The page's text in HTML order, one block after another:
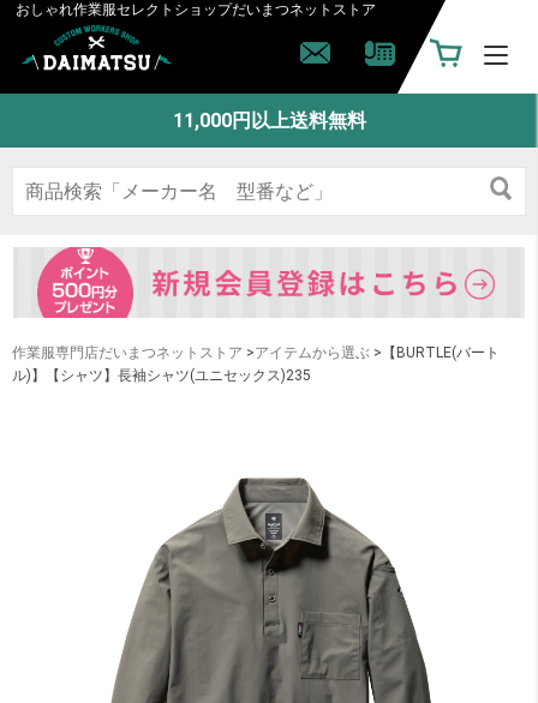
おしゃれ作業服セレクトショップだいまつネットストア
11,000円以上送料無料
作業服専門店だいまつネットストア >アイテムから選ぶ >【BURTLE(バート
ル)】【シャツ】長袖シャツ(ユニセックス)235